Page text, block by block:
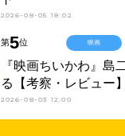
2026-08-05 18:02
第5位
『映画ちいかわ』島
る【考察・レビュー】
2026-08-03 12:00
映画